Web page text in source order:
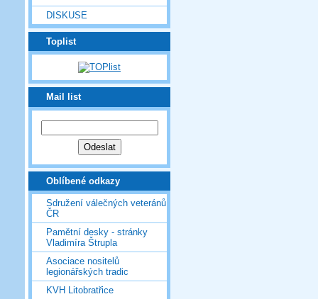
DISKUSE
Toplist
Mail list
Oblíbené odkazy
Sdružení válečných veteránů
ČR
Pamětní desky - stránky
Vladimíra Štrupla
Asociace nositelů
legionářských tradic
KVH Litobratřice